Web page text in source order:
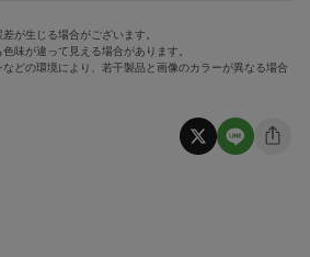
が生じる場合がございます。
味が違って見える場合があります。
どの環境により、若干製品と画像のカラーが異なる場合